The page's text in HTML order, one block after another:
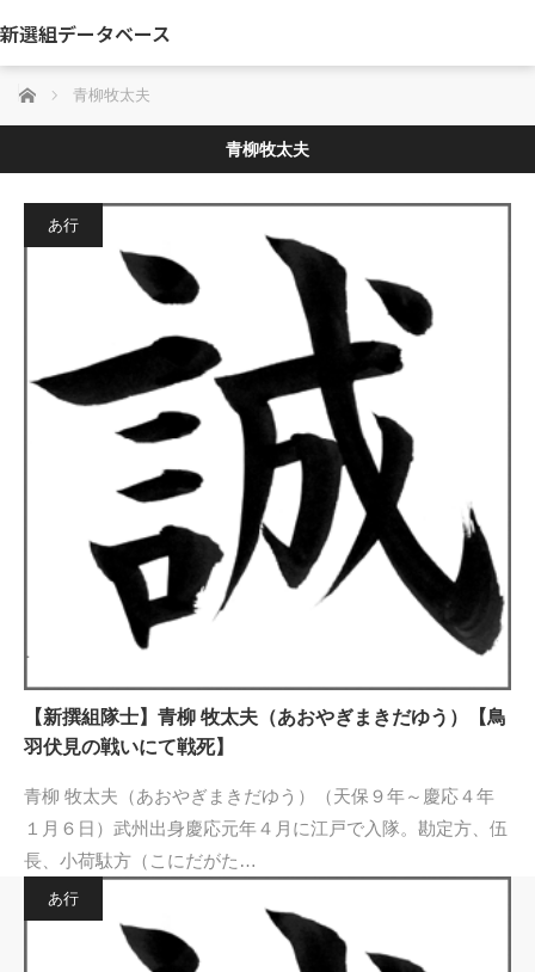
新選組データベース
ホーム 青柳牧太夫
青柳牧太夫
あ行
【新撰組隊士】青柳 牧太夫（あおやぎまきだゆう）【鳥
羽伏見の戦いにて戦死】
青柳 牧太夫（あおやぎまきだゆう）（天保９年～慶応４年
１月６日）武州出身慶応元年４月に江戸で入隊。勘定方、伍
長、小荷駄方（こにだがた…
あ行